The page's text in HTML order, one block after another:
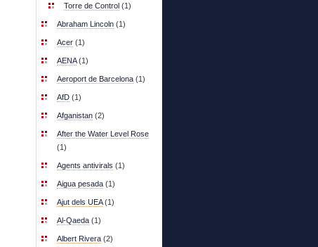
Torre de Control (1)
Abraham Lincoln (1)
Acer (1)
AENA(1)
Aeroport de Barcelona (1)
AfD (1)
Afganistan (2)
After the Water Level Rose
(1)
Agents antivirals (1)
Aigua pesada (1)
Ajut dels UEA(1)
Al-Qaeda (1)
Albert Rivera (2)